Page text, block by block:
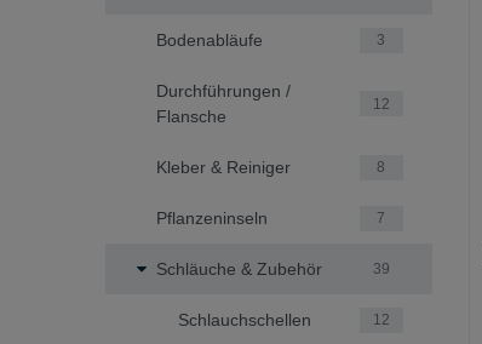
Bodenabläufe 3
Durchführungen /
Flansche
12
Kleber & Reiniger 8
Pflanzeninseln 7
Schläuche & Zubehör 39
Schlauchschellen 12